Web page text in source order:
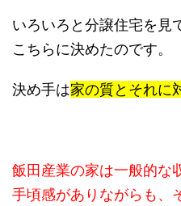
いろいろと分譲住宅を見
こちらに決めたのです。
決め手は家の質とそれに
飯田産業の家は一般的な
手頃感がありながらも、